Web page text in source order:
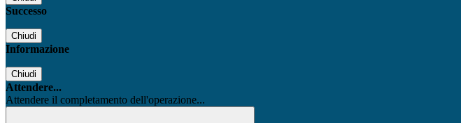
Successo
Chiudi
Informazione
Chiudi
Attendere...
Attendere il completamento dell'operazione...